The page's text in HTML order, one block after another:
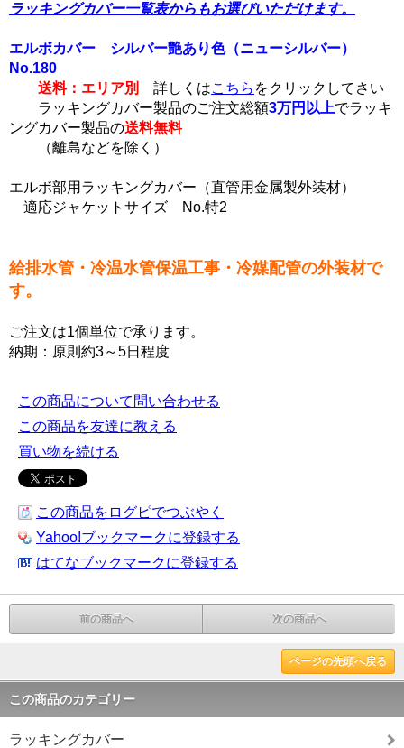
ラッキングカバー一覧表からもお選びいただけます。
エルボカバー シルバー艶あり色（ニューシルバー）
No.180
送料：エリア別
詳しくはこちら をクリックしてさい
ラッキングカバー製品のご注文総額3万円以上でラッキ
ングカバー製品の送料無料
（離島などを除く）
エルボ部用ラッキングカバー（直管用金属製外装材）
適応ジャケットサイズ No.特2
給排水管・冷温水管保温工事・冷媒配管の外装材で
す。
ご注文は1個単位で承ります。
納期：原則約3～5日程度
この商品について問い合わせる
この商品を友達に教える
買い物を続ける
この商品をログピでつぶやく
Yahoo!ブックマークに登録する
はてなブックマークに登録する
前の商品へ 次の商品へ
ページの先頭へ戻る
この商品のカテゴリー
ラッキングカバー